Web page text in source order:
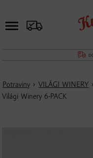
Potraviny › VILÁGI WINERY ›
Világi Winery 6-PACK